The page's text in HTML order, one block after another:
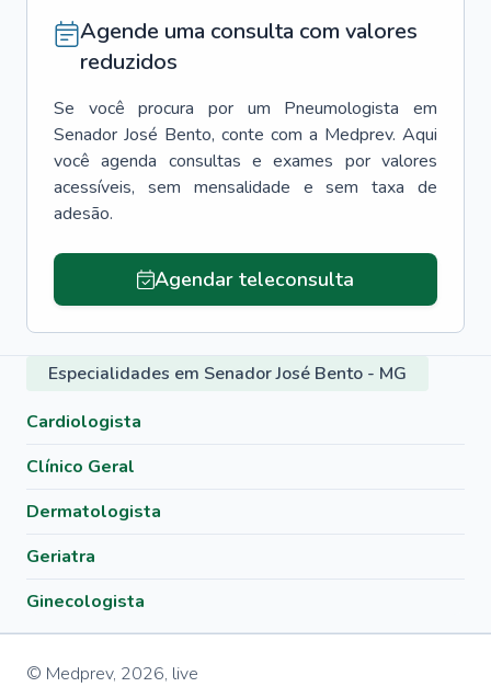
Agende uma consulta com valores
reduzidos
Se você procura por um Pneumologista
em
Senador José Bento, conte com a Medprev. Aqui
você agenda consultas e exames por valores
acessíveis, sem mensalidade e sem taxa de
adesão.
Agendar teleconsulta
Especialidades em Senador José Bento - MG
Cardiologista
Clínico Geral
Dermatologista
Geriatra
Ginecologista
© Medprev, 2026, live